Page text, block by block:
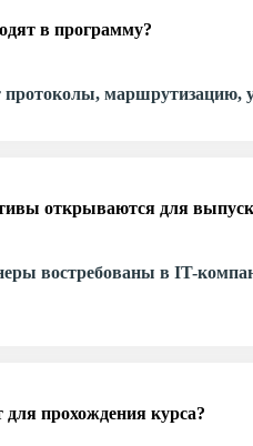
в программу?
маршрутизацию,
открываются для
востребованы в IT-
прохождения курса?